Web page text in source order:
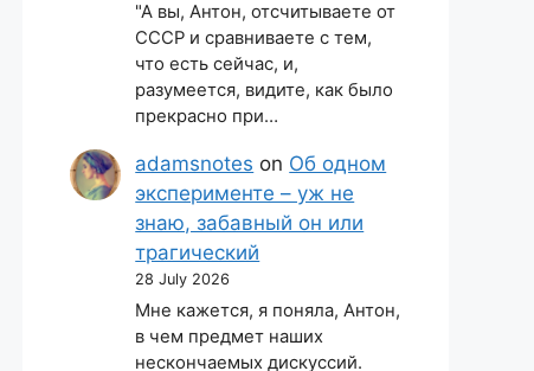
"А вы, Антон, отсчитываете от
СССР и сравниваете с тем,
что есть сейчас, и,
разумеется, видите, как было
прекрасно при…
adamsnotes on Об одном
эксперименте – уж не
знаю, забавный он или
трагический
28 July 2026
Мне кажется, я поняла, Антон,
в чем предмет наших
нескончаемых дискуссий.